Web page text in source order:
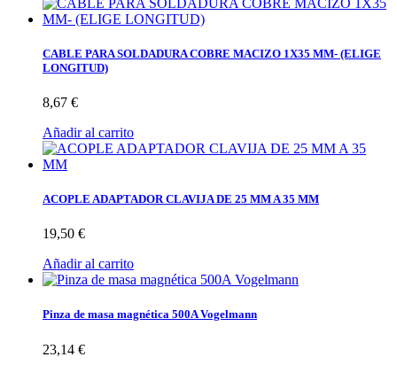
CABLE PARA SOLDADURA COBRE MACIZO 1X35 MM- (ELIGE
LONGITUD)
8,67 €
Añadir al carrito
ACOPLE ADAPTADOR CLAVIJA DE 25 MM A 35 MM
19,50 €
Añadir al carrito
Pinza de masa magnética 500A Vogelmann
23,14 €